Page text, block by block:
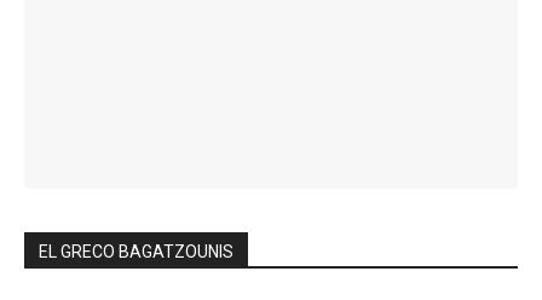
EL GRECO BAGATZOUNIS